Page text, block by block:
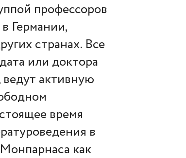
профессоров
Германии,
странах. Все
или доктора
активную
время
в
как